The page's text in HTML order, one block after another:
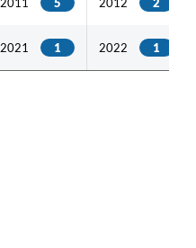
2021 1 2022 1